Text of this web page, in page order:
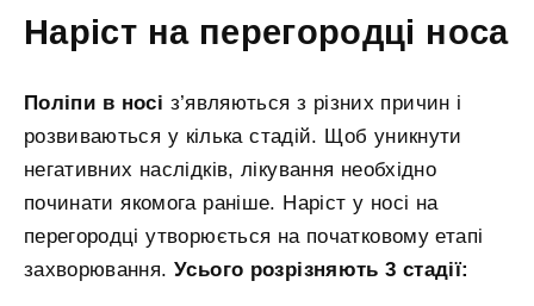
Наріст на перегородці носа
Поліпи в носі з’являються з різних причин і
розвиваються у кілька стадій. Щоб уникнути
негативних наслідків, лікування необхідно
починати якомога раніше. Наріст у носі на
перегородці утворюється на початковому етапі
захворювання.Усього розрізняють 3 стадії: